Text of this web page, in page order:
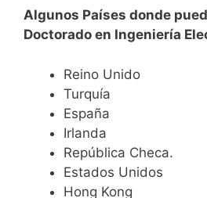
Algunos Países donde
Doctorado en Ingeniería
Reino Unido
Turquía
España
Irlanda
República Checa.
Estados Unidos
Hong Kong